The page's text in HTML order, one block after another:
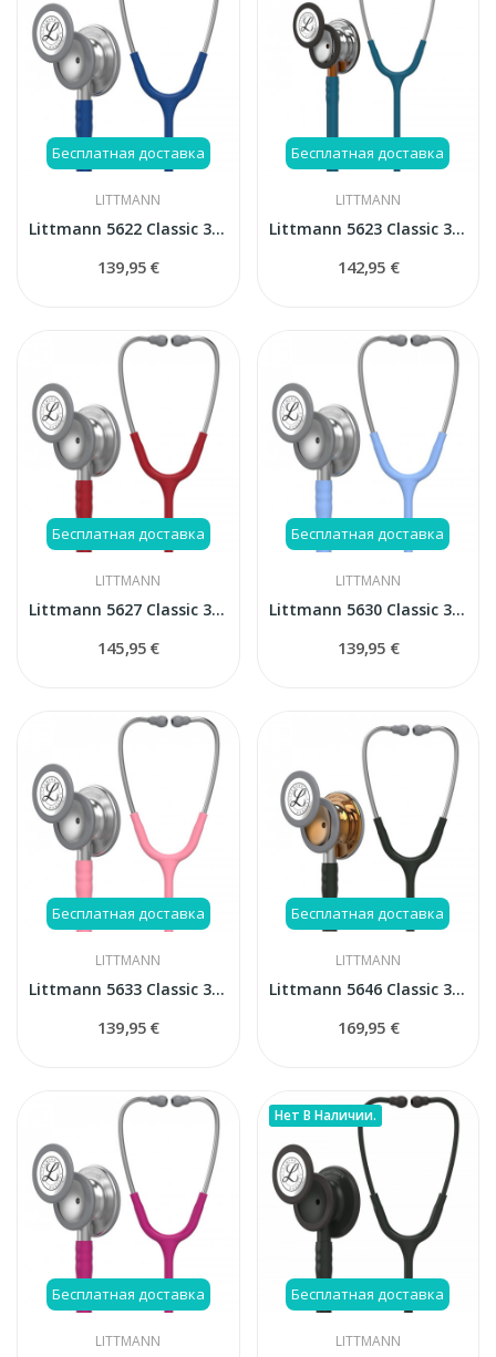
Бесплатная доставка
LITTMANN
Littmann 5622 Classic 3 стетоскоп
139,95 €
Бесплатная доставка
LITTMANN
Littmann 5623 Classic 3 Carribean blue стетоскоп
142,95 €
Бесплатная доставка
LITTMANN
Littmann 5627 Classic 3 стетоскоп
145,95 €
Бесплатная доставка
LITTMANN
Littmann 5630 Classic 3 стетоскоп
139,95 €
Бесплатная доставка
LITTMANN
Littmann 5633 Classic 3 стетоскоп
139,95 €
Бесплатная доставка
LITTMANN
Littmann 5646 Classic 3 стетоскоп
169,95 €
Бесплатная доставка
LITTMANN
Бесплатная доставка
Нет В Наличии.
LITTMANN